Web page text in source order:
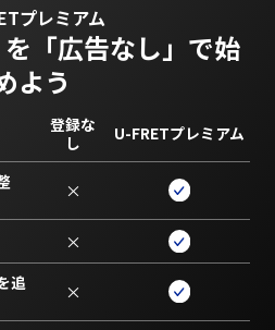
プレミアム
「広告なし」で始
よう
登録な
し
U-FRETプレミアム
×
×
追
×